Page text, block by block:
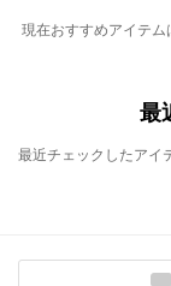
現在おすすめアイテム
最
最近チェックしたアイ